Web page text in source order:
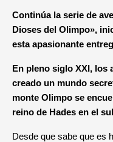
Continúa la serie de
Dioses del Olimpo»,
esta apasionante
En pleno siglo XXI, los
creado un mundo
monte Olimpo se
reino de Hades en el
Desde que sabe que es